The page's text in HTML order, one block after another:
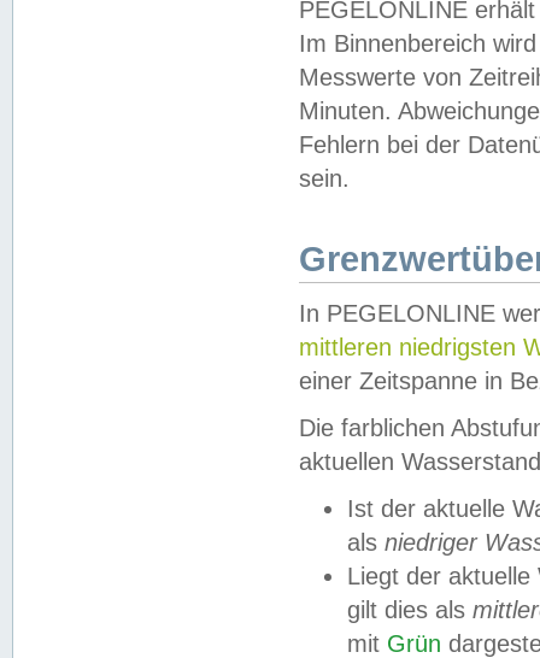
PEGELONLINE
Im Binnenbereich
Messwerte von
Minuten.
Fehlern bei der
sein.
In PEGELONLINE
mittleren niedrigsten
einer Zeitspanne in
Die farblichen
aktuellen
Ist der aktuelle
als niedriger
Liegt der
gilt dies als
mit Grün